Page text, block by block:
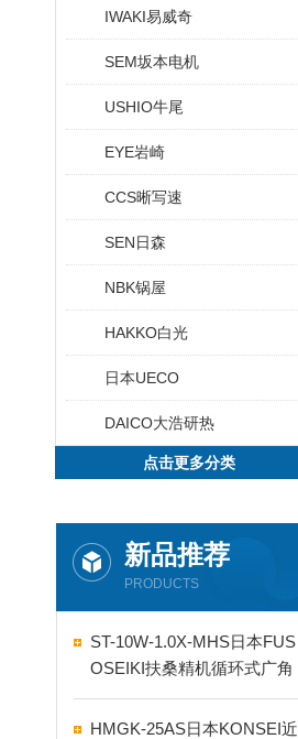
IWAKI易威奇
SEM坂本电机
USHIO牛尾
EYE岩崎
CCS晰写速
SEN日森
NBK锅屋
HAKKO白光
日本UECO
DAICO大浩研热
点击更多分类
新品推荐
PRODUCTS
ST-10W-1.0X-MHS日本FUS
OSEIKI扶桑精机循环式广角
自动喷嘴
HMGK-25AS日本KONSEI近